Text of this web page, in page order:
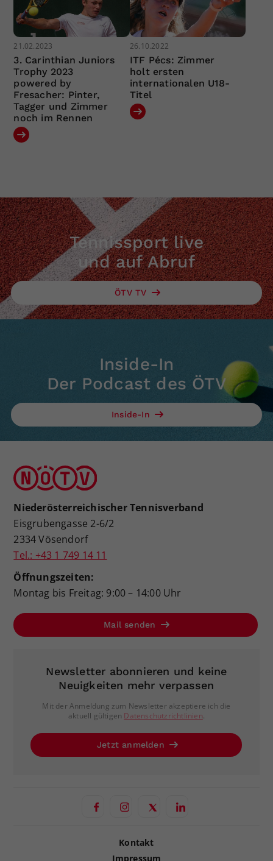
21.02.2023
3. Carinthian Juniors
Trophy 2023
powered by
Fresacher: Pinter,
Tagger und Zimmer
noch im Rennen
26.10.2022
ITF Pécs: Zimmer
holt ersten
internationalen U18-
Titel
Tennissport live
und auf Abruf
ÖTV TV
Inside-In
Der Podcast des ÖTV
Inside-In
Niederösterreichischer Tennisverband
Eisgrubengasse 2-6/2
2334 Vösendorf
Tel.: +43 1 749 14 11
Öffnungszeiten:
Montag bis Freitag: 9:00 – 14:00 Uhr
Mail senden
Newsletter abonnieren und keine
Neuigkeiten mehr verpassen
Mit der Anmeldung zum Newsletter akzeptiere ich die
aktuell gültigen Datenschutzrichtlinien.
Jetzt anmelden
Kontakt
Impressum